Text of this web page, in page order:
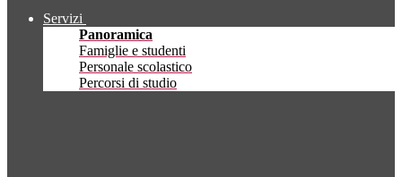
Servizi
Panoramica
Famiglie e studenti
Personale scolastico
Percorsi di studio